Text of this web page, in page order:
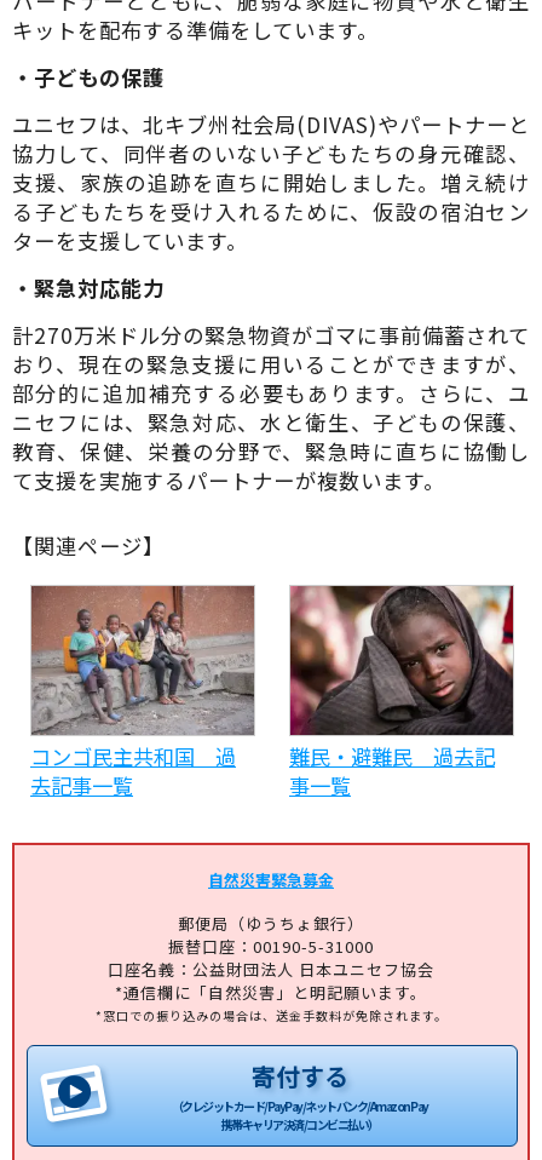
キットを配布する準備をしています。
・子どもの保護
ユニセフは、北キブ州社会局(DIVAS)やパートナーと
協力して、同伴者のいない子どもたちの身元確認、
支援、家族の追跡を直ちに開始しました。増え続け
る子どもたちを受け入れるために、仮設の宿泊セン
ターを支援しています。
・緊急対応能力
計270万米ドル分の緊急物資がゴマに事前備蓄されて
おり、現在の緊急支援に用いることができますが、
部分的に追加補充する必要もあります。さらに、ユ
ニセフには、緊急対応、水と衛生、子どもの保護、
教育、保健、栄養の分野で、緊急時に直ちに協働し
て支援を実施するパートナーが複数います。
【関連ページ】
コンゴ民主共和国 過
去記事一覧
難民・避難民 過去記
事一覧
自然災害緊急募金
郵便局（ゆうちょ銀行）
振替口座：00190-5-31000
口座名義：公益財団法人 日本ユニセフ協会
*通信欄に「自然災害」と明記願います。
*窓口での振り込みの場合は、送金手数料が免除されます。
寄付する
（クレジットカード/PayPay/ネットバンク/Amazon Pay
携帯キャリア決済/コンビニ払い）